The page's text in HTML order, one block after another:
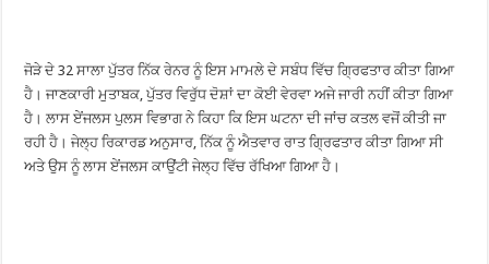
ਜੋੜੇ ਦੇ 32 ਸਾਲਾ ਪੁੱਤਰ ਨਿੱਕ ਰੇਨਰ ਨੂੰ ਇਸ ਮਾਮਲੇ ਦੇ ਸਬੰਧ ਵਿੱਚ ਗ੍ਰਿਫਤਾਰ ਕੀਤਾ ਗਿਆ
ਹੈ। ਜਾਣਕਾਰੀ ਮੁਤਾਬਕ, ਪੁੱਤਰ ਵਿਰੁੱਧ ਦੋਸ਼ਾਂ ਦਾ ਕੋਈ ਵੇਰਵਾ ਅਜੇ ਜਾਰੀ ਨਹੀਂ ਕੀਤਾ ਗਿਆ
ਹੈ। ਲਾਸ ਏਂਜਲਸ ਪੁਲਸ ਵਿਭਾਗ ਨੇ ਕਿਹਾ ਕਿ ਇਸ ਘਟਨਾ ਦੀ ਜਾਂਚ ਕਤਲ ਵਜੋਂ ਕੀਤੀ ਜਾ
ਰਹੀ ਹੈ। ਜੇਲ੍ਹ ਰਿਕਾਰਡ ਅਨੁਸਾਰ, ਨਿੱਕ ਨੂੰ ਐਤਵਾਰ ਰਾਤ ਗ੍ਰਿਫਤਾਰ ਕੀਤਾ ਗਿਆ ਸੀ
ਅਤੇ ਉਸ ਨੂੰ ਲਾਸ ਏਂਜਲਸ ਕਾਉਂਟੀ ਜੇਲ੍ਹ ਵਿੱਚ ਰੱਖਿਆ ਗਿਆ ਹੈ।